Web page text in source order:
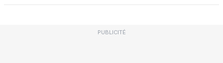
PUBLICITÉ